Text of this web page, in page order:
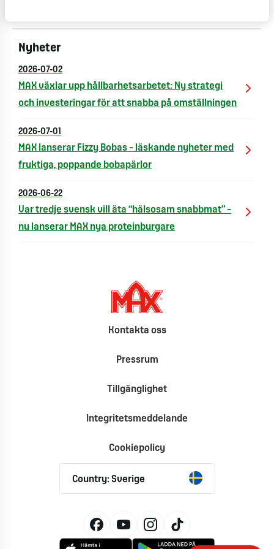
Nyheter
2026-07-02
MAX växlar upp hållbarhetsarbetet: Ny strategi
och investeringar för att snabba på omställningen
2026-07-01
MAX lanserar Fizzy Bobas – läskande nyheter med
fruktiga, poppande bobapärlor
2026-06-22
Var tredje svensk vill äta “hälsosam snabbmat” –
nu lanserar MAX nya proteinburgare
Kontakta oss
Pressrum
Tillgänglighet
Integritetsmeddelande
Cookiepolicy
Country: Sverige